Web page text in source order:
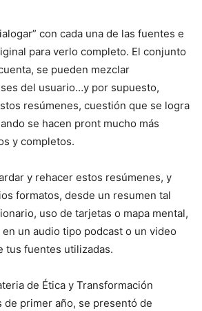
con cada una de las fuentes e
para verlo completo. El conjunto
se pueden mezclar
del usuario…y por supuesto,
resúmenes, cuestión que se logra
se hacen pront mucho más
y completos.
y rehacer estos resúmenes, y
formatos, desde un resumen tal
uso de tarjetas o mapa mental,
un audio tipo podcast o un video
tus fuentes utilizadas.
de Ética y Transformación
de primer año, se presentó de